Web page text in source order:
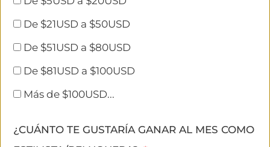
De $21USD a $50USD
De $51USD a $80USD
De $81USD a $100USD
Más de $100USD...
¿CUÁNTO TE GUSTARÍA GANAR AL MES COMO